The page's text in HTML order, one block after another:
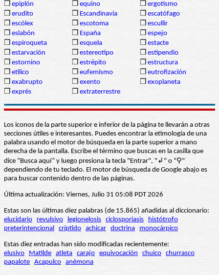
❒ epiplón ❒ equino ❒ ergotismo
❒ erudito ❒ Escandinavia ❒ escatófago
❒ escólex ❒ escotoma ❒ escullir
❒ eslabón ❒ España ❒ espejo
❒ espiroqueta ❒ esquela ❒ estacte
❒ estarvación ❒ estereotipo ❒ estipendio
❒ estornino ❒ estrépito ❒ estructura
❒ etílico ❒ eufemismo ❒ eutrofización
❒ exabrupto ❒ exento ❒ exoplaneta
❒ exprés ❒ extraterrestre
Los iconos de la parte superior e inferior de la página te llevarán a otras
secciones útiles e interesantes. Puedes encontrar la etimología de una
palabra usando el motor de búsqueda en la parte superior a mano
derecha de la pantalla. Escribe el término que buscas en la casilla que
dice “Busca aquí” y luego presiona la tecla "Entrar", "↲" o "⚲"
dependiendo de tu teclado. El motor de búsqueda de Google abajo es
para buscar contenido dentro de las páginas.
Última actualización: Viernes, Julio 31 05:08 PDT 2026
Estas son las últimas diez palabras (de 15.865) añadidas al diccionario:
elucidario
revulsivo legionelosis ciclosporiasis
histótrofo
preterintencional críptido achicar doctrina monocárpico
Estas diez entradas han sido modificadas recientemente:
elusivo
Matilde atleta carajo equivocación chuico churrasco
papalote Acapulco anémona